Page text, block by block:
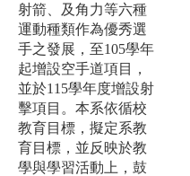
射箭、及角力等六種
運動種類作為優秀選
手之發展，至105學年
起增設空手道項目，
並於115學年度增設射
擊項目。本系依循校
教育目標，擬定系教
育目標，並反映於教
學與學習活動上，鼓